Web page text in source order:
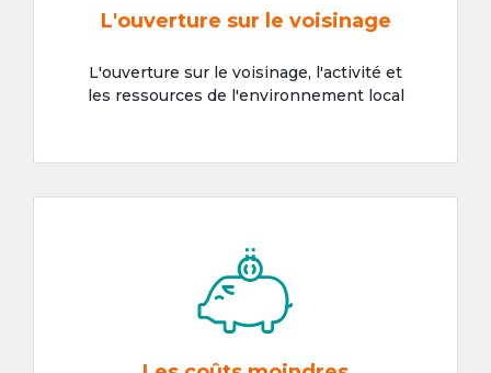
L'ouverture sur le voisinage
L'ouverture sur le voisinage, l'activité et
les ressources de l'environnement local